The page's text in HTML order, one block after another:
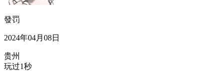
發罚
2024年04月08日
贵州
玩过1秒